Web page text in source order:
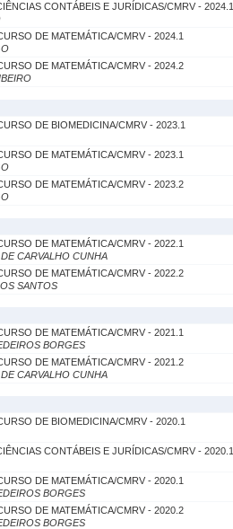
CONTÁBEIS E JURÍDICAS/CMRV - 2024.1
DE MATEMÁTICA/CMRV - 2024.1
DE MATEMÁTICA/CMRV - 2024.2
DE BIOMEDICINA/CMRV - 2023.1
DE MATEMÁTICA/CMRV - 2023.1
DE MATEMÁTICA/CMRV - 2023.2
DE MATEMÁTICA/CMRV - 2022.1
CARVALHO CUNHA
DE MATEMÁTICA/CMRV - 2022.2
SANTOS
DE MATEMÁTICA/CMRV - 2021.1
BORGES
DE MATEMÁTICA/CMRV - 2021.2
CARVALHO CUNHA
DE BIOMEDICINA/CMRV - 2020.1
CONTÁBEIS E JURÍDICAS/CMRV - 2020.1
DE MATEMÁTICA/CMRV - 2020.1
BORGES
DE MATEMÁTICA/CMRV - 2020.2
BORGES